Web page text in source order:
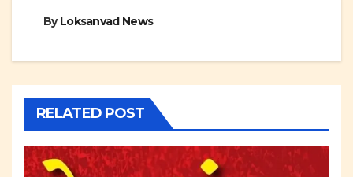
ByLoksanvad News
RELATED POST